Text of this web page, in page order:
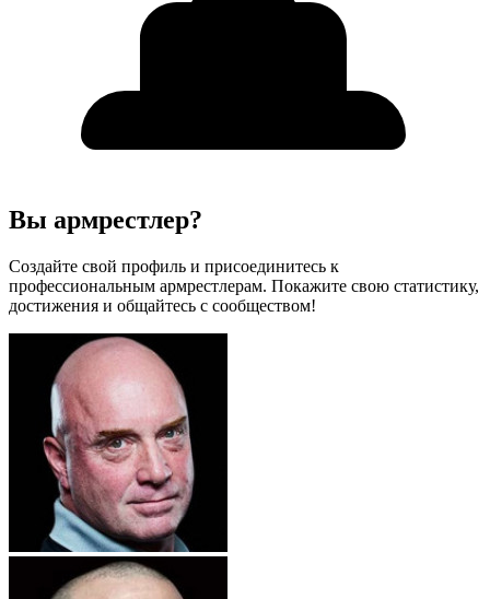
Вы армрестлер?
Создайте свой профиль и присоединитесь к
профессиональным армрестлерам. Покажите свою статистику,
достижения и общайтесь с сообществом!